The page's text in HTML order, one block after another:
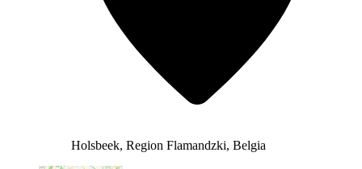
Holsbeek, Region Flamandzki, Belgia